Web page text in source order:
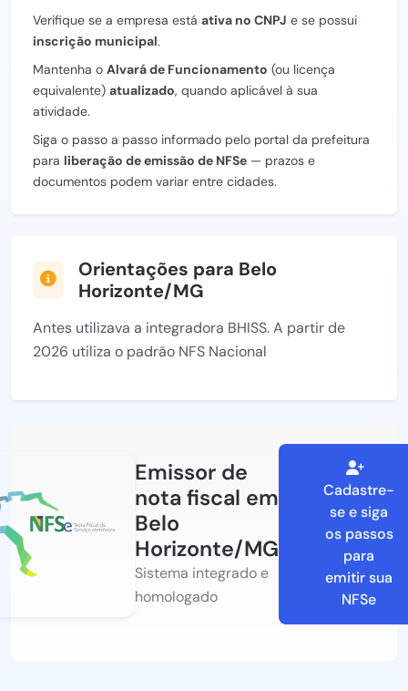
Verifique se a empresa está ativa no CNPJ e se possui
inscrição municipal.
Mantenha o Alvará de Funcionamento (ou licença
equivalente) atualizado, quando aplicável à sua
atividade.
Siga o passo a passo informado pelo portal da prefeitura
para liberação de emissão de NFSe — prazos e
documentos podem variar entre cidades.
Orientações para Belo
Horizonte/MG
Antes utilizava a integradora BHISS. A partir de
2026 utiliza o padrão NFS Nacional
Emissor de
nota fiscal em
Belo
Horizonte/MG
Sistema integrado e
homologado
Cadastre-
se e siga
os passos
para
emitir sua
NFSe